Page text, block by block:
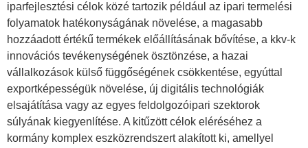
iparfejlesztési célok közé tartozik például az ipari termelési
folyamatok hatékonyságának növelése, a magasabb
hozzáadott értékű termékek előállításának bővítése, a kkv-k
innovációs tevékenységének ösztönzése, a hazai
vállalkozások külső függőségének csökkentése, egyúttal
exportképességük növelése, új digitális technológiák
elsajátítása vagy az egyes feldolgozóipari szektorok
súlyának kiegyenlítése. A kitűzött célok eléréséhez a
kormány komplex eszközrendszert alakított ki, amellyel